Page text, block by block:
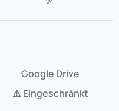
⚠️ Eingeschränkt